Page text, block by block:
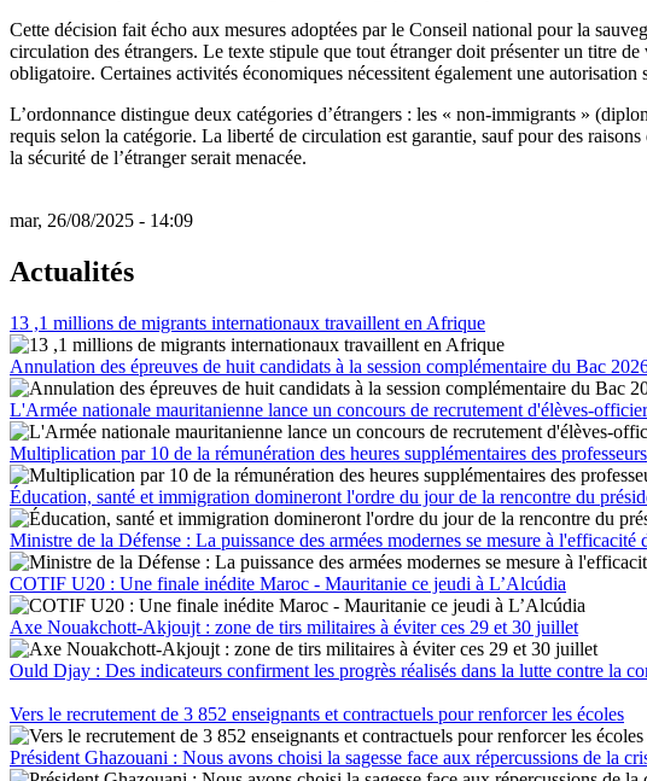
Cette décision fait écho aux mesures adoptées par le Conseil national pour la
circulation des étrangers. Le texte stipule que tout étranger doit présenter un titre
obligatoire. Certaines activités économiques nécessitent également une autorisation
L’ordonnance distingue deux catégories d’étrangers : les « non-immigrants »
requis selon la catégorie. La liberté de circulation est garantie, sauf pour des
la sécurité de l’étranger serait menacée.
mar, 26/08/2025 - 14:09
Actualités
13 ,1 millions de migrants internationaux travaillent en Afrique
Annulation des épreuves de huit candidats à la session complémentaire du Bac
L'Armée nationale mauritanienne lance un concours de recrutement d'élèves-
Multiplication par 10 de la rémunération des heures supplémentaires des professeurs
Éducation, santé et immigration domineront l'ordre du jour de la rencontre du
Ministre de la Défense : La puissance des armées modernes se mesure à
COTIF U20 : Une finale inédite Maroc - Mauritanie ce jeudi à L’Alcúdia
Axe Nouakchott-Akjoujt : zone de tirs militaires à éviter ces 29 et 30 juillet
Ould Djay : Des indicateurs confirment les progrès réalisés dans la lutte contre la
Vers le recrutement de 3 852 enseignants et contractuels pour renforcer les écoles
Président Ghazouani : Nous avons choisi la sagesse face aux répercussions de la